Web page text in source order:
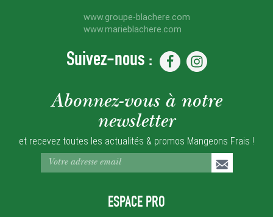
www.groupe-blachere.com
www.marieblachere.com
Suivez-nous :
Abonnez-vous à notre
newsletter
et recevez toutes les actualités & promos Mangeons Frais !
ESPACE PRO